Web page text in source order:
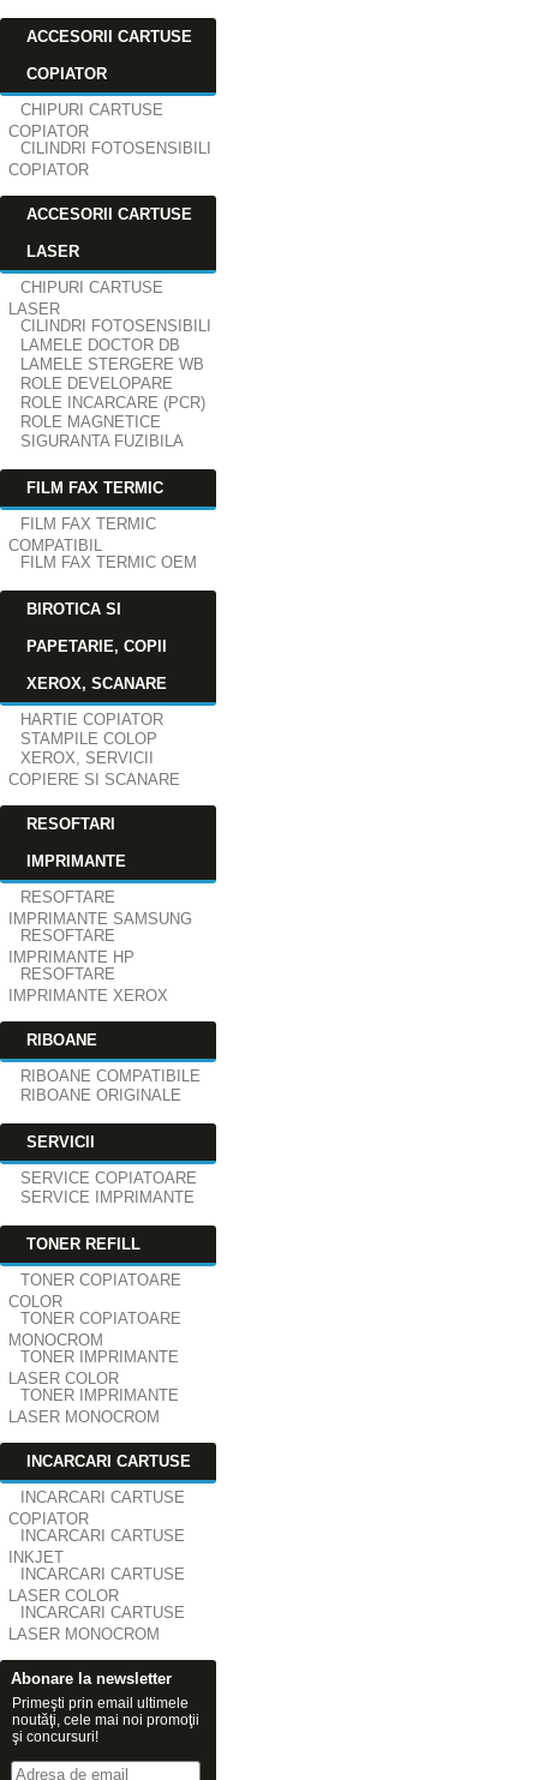
ACCESORII CARTUSE
COPIATOR
CHIPURI CARTUSE
COPIATOR
CILINDRI FOTOSENSIBILI
COPIATOR
ACCESORII CARTUSE
LASER
CHIPURI CARTUSE
LASER
CILINDRI FOTOSENSIBILI
LAMELE DOCTOR DB
LAMELE STERGERE WB
ROLE DEVELOPARE
ROLE INCARCARE (PCR)
ROLE MAGNETICE
SIGURANTA FUZIBILA
FILM FAX TERMIC
FILM FAX TERMIC
COMPATIBIL
FILM FAX TERMIC OEM
BIROTICA SI
PAPETARIE, COPII
XEROX, SCANARE
HARTIE COPIATOR
STAMPILE COLOP
XEROX, SERVICII
COPIERE SI SCANARE
RESOFTARI
IMPRIMANTE
RESOFTARE
IMPRIMANTE SAMSUNG
RESOFTARE
IMPRIMANTE HP
RESOFTARE
IMPRIMANTE XEROX
RIBOANE
RIBOANE COMPATIBILE
RIBOANE ORIGINALE
SERVICII
SERVICE COPIATOARE
SERVICE IMPRIMANTE
TONER REFILL
TONER COPIATOARE
COLOR
TONER COPIATOARE
MONOCROM
TONER IMPRIMANTE
LASER COLOR
TONER IMPRIMANTE
LASER MONOCROM
INCARCARI CARTUSE
INCARCARI CARTUSE
COPIATOR
INCARCARI CARTUSE
INKJET
INCARCARI CARTUSE
LASER COLOR
INCARCARI CARTUSE
LASER MONOCROM
Abonare la newsletter
Primeşti prin email ultimele
noutăţi, cele mai noi promoţii
şi concursuri!